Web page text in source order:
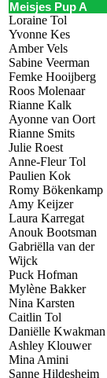
Meisjes Pup A
Loraine Tol
Yvonne Kes
Amber Vels
Sabine Veerman
Femke Hooijberg
Roos Molenaar
Rianne Kalk
Ayonne van Oort
Rianne Smits
Julie Roest
Anne-Fleur Tol
Paulien Kok
Romy Bökenkamp
Amy Keijzer
Laura Karregat
Anouk Bootsman
Gabriëlla van der
Wijck
Puck Hofman
Mylène Bakker
Nina Karsten
Caitlin Tol
Daniëlle Kwakman
Ashley Klouwer
Mina Amini
Sanne Hildesheim